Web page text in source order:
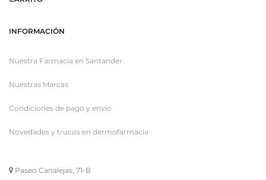
INFORMACIÓN
Nuestra Farmacia en Santander
Nuestras Marcas
Condiciones de pago y envío
Novedades y trucos en dermofarmacia
Paseo Canalejas, 71-B